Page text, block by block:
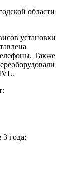
области
установки
Также
3 года;